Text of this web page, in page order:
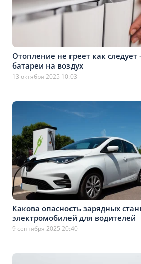
Отопление не греет как
батареи на воздух
13 октября 2025 10:03
Какова опасность зарядных
электромобилей для водителей
9 сентября 2025 20:40